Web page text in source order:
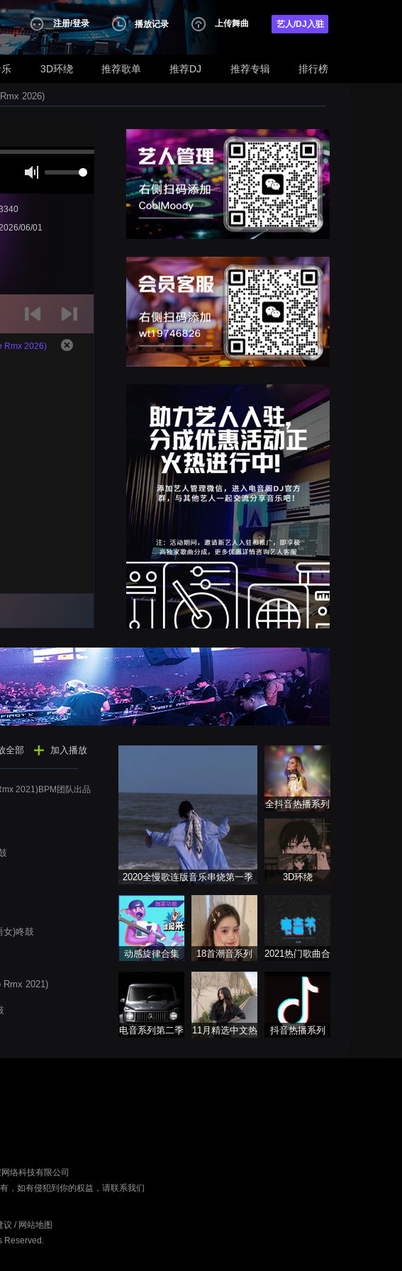
注册/登录 播放记录 上传舞曲 艺人/DJ入驻
3D环绕 推荐歌单 推荐DJ 推荐专辑 排行榜
2026)
06/01
Rmx 2026)
全部 加入播放
2021)BPM团队出品
女)咚鼓
Rmx 2021)
2020全慢歌连版音乐串烧第一季
全抖音热播系列
串烧舞曲Remix
3D环绕
动感旋律合集 18首潮音系列
2021热门歌曲合
电音系列第二季
11月精选中文热
抖音热播系列
络科技有限公司
，如有侵犯到你的权益，请联系我们
议 / 网站地图
Reserved.